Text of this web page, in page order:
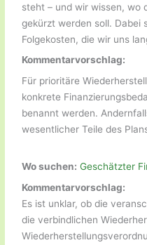
steht – und wir wissen, wo
gekürzt werden soll. Dabei
Folgekosten, die wir uns
Kommentarvorschlag:
Für prioritäre
konkrete
benannt werden.
wesentlicher Teile des
Wo suchen: Geschätzter
Kommentarvorschlag:
Es ist unklar, ob die
die verbindlichen